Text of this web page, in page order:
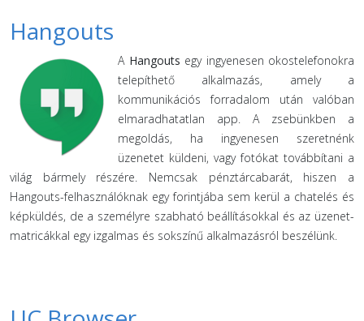
Hangouts
A Hangouts egy ingyenesen okostelefonokra
telepíthető alkalmazás, amely a
kommunikációs forradalom után valóban
elmaradhatatlan app. A zsebünkben a
megoldás, ha ingyenesen szeretnénk
üzenetet küldeni, vagy fotókat továbbítani a
világ bármely részére. Nemcsak pénztárcabarát, hiszen a
Hangouts-felhasználóknak egy forintjába sem kerül a chatelés és
képküldés, de a személyre szabható beállításokkal és az üzenet-
matricákkal egy izgalmas és sokszínű alkalmazásról beszélünk.